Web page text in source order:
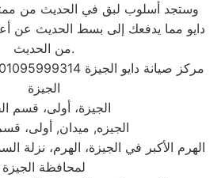
وستجد أسلوب لبق في الحديث من
دايو مما يدفعك إلى بسط الحديث عن
من الحديث.
الجيزة
الجيزة، أولى، قسم
الجيزه, ميدان, أولى،
الهرم الأكبر في الجيزة، الهرم، نزلة
لمحافظة الجيزة